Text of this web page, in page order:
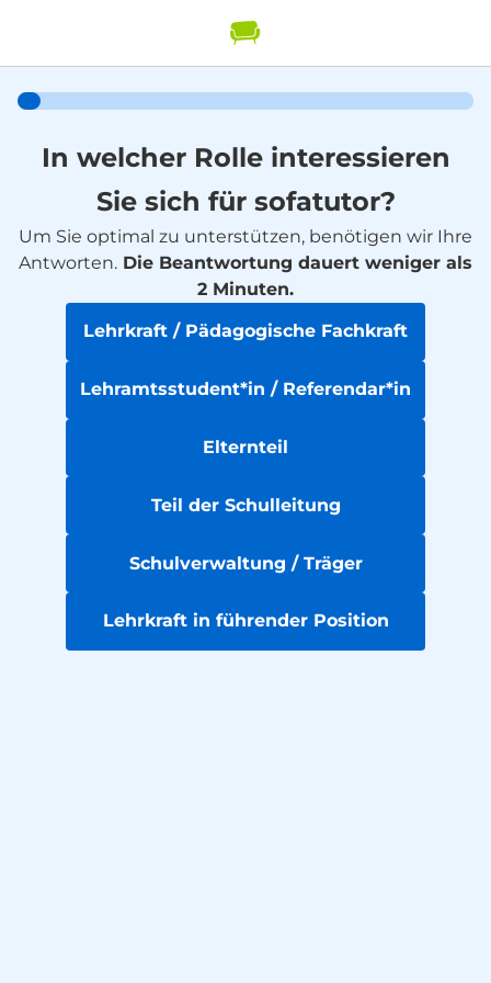
In welcher Rolle interessieren
Sie sich für sofatutor?
Um Sie optimal zu unterstützen, benötigen wir Ihre
Antworten. Die Beantwortung dauert weniger als
2 Minuten.
Lehrkraft / Pädagogische Fachkraft
Lehramtsstudent*in / Referendar*in
Elternteil
Teil der Schulleitung
Schulverwaltung / Träger
Lehrkraft in führender Position